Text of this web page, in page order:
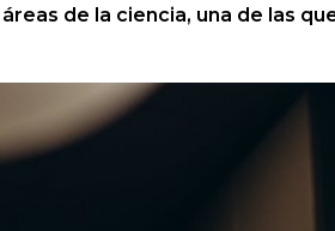
de la ciencia, una de las